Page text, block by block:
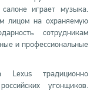
играет музыка.
лицом на охраняемую
сотрудникам
и профессиональные
Lexus традиционно
угонщиков.